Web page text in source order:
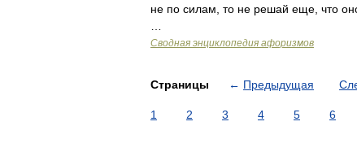
не по силам, то не решай еще, что
Сводная энциклопедия афоризмов
Страницы ← Предыдущая
1 2 3 4 5 6